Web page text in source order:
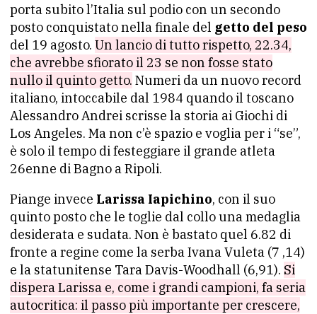
porta subito l’Italia sul podio con un secondo
posto conquistato nella finale del getto del peso
del 19 agosto. Un lancio di tutto rispetto, 22.34,
che avrebbe sfiorato il 23 se non fosse stato
nullo il quinto getto. Numeri da un nuovo record
italiano, intoccabile dal 1984 quando il toscano
Alessandro Andrei scrisse la storia ai Giochi di
Los Angeles. Ma non c’è spazio e voglia per i “se”,
è solo il tempo di festeggiare il grande atleta
26enne di Bagno a Ripoli.
Piange invece Larissa Iapichino, con il suo
quinto posto che le toglie dal collo una medaglia
desiderata e sudata. Non è bastato quel 6.82 di
fronte a regine come la serba Ivana Vuleta (7 ,14)
e la statunitense Tara Davis-Woodhall (6,91). Si
dispera Larissa e, come i grandi campioni, fa seria
autocritica: il passo più importante per crescere,